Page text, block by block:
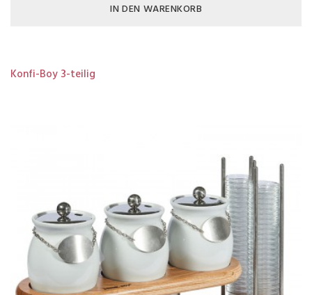
IN DEN WARENKORB
Konfi-Boy 3-teilig